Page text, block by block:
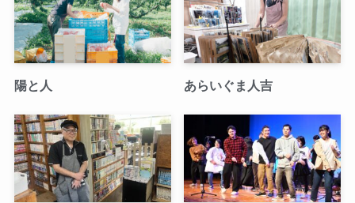
陽と人 あらいぐま人吉